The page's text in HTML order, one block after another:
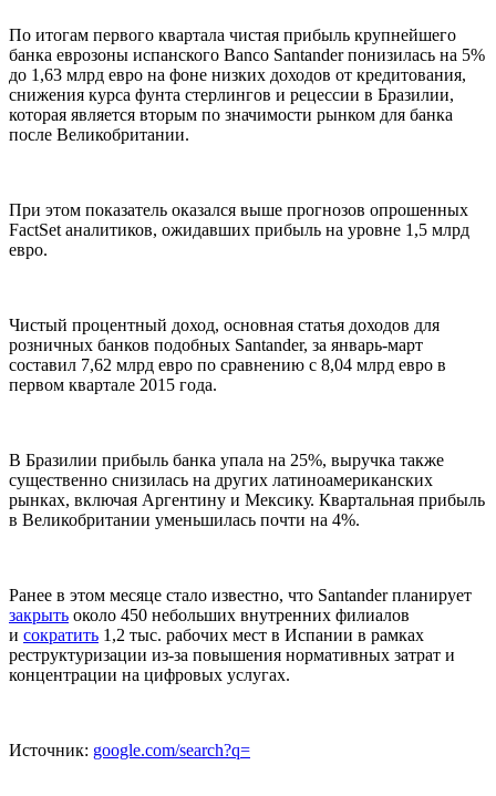
По итогам первого квартала чистая прибыль крупнейшего
банка еврозоны испанского Banco Santander понизилась на 5%
до 1,63 млрд евро на фоне низких доходов от кредитования,
снижения курса фунта стерлингов и рецессии в Бразилии,
которая является вторым по значимости рынком для банка
после Великобритании.
При этом показатель оказался выше прогнозов опрошенных
FactSet аналитиков, ожидавших прибыль на уровне 1,5 млрд
евро.
Чистый процентный доход, основная статья доходов для
розничных банков подобных Santander, за январь-март
составил 7,62 млрд евро по сравнению с 8,04 млрд евро в
первом квартале 2015 года.
В Бразилии прибыль банка упала на 25%, выручка также
существенно снизилась на других латиноамериканских
рынках, включая Аргентину и Мексику. Квартальная прибыль
в Великобритании уменьшилась почти на 4%.
Ранее в этом месяце стало известно, что Santander планирует
закрыть около 450 небольших внутренних филиалов
и сократить 1,2 тыс. рабочих мест в Испании в рамках
реструктуризации из-за повышения нормативных затрат и
концентрации на цифровых услугах.
Источник: google.com/search?q=